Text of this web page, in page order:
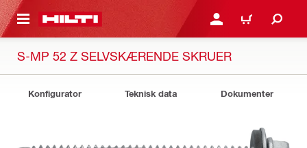
HOVEDINDHOLD LOG IND ELLER
INDKØBSKURV
S-MP 52 Z SELVSKÆRENDE SKRUER
Konfigurator Teknisk data Dokumenter